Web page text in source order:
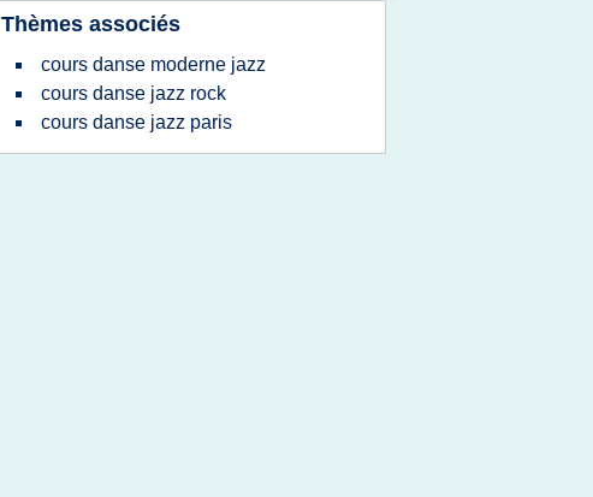
Thèmes associés
cours danse moderne jazz
cours danse jazz rock
cours danse jazz paris